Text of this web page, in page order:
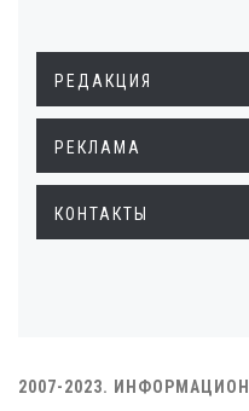
РЕДАКЦИЯ
РЕКЛАМА
КОНТАКТЫ
2007-2023.